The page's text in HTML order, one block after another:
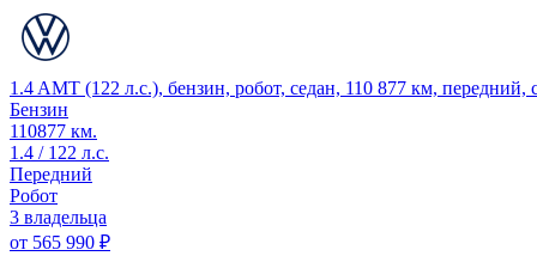
1.4 AMT (122 л.с.), бензин, робот, седан, 110 877 км, передний,
Бензин
110877 км.
1.4 / 122 л.с.
Передний
Робот
3 владельца
от 565 990 ₽